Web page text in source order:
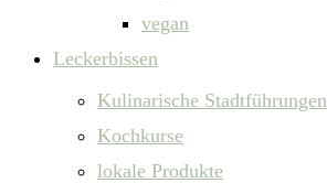
vegan
Leckerbissen
Kulinarische Stadtführungen
Kochkurse
lokale Produkte